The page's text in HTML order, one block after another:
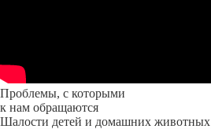
Проблемы, с которыми
к нам обращаются
Шалости детей и домашних животных